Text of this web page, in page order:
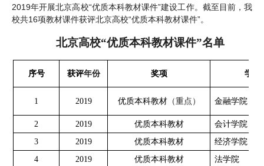
2019年开展北京高校“优质本科教材课件”建设工作。截至目前，我
校共16项教材课件获评北京高校“优质本科教材课件”。
北京高校“优质本科教材课件”名单
序号 获评年份 奖项 学院
1 2019 优质本科教材（重点） 金融学院
2 2019 优质本科教材
会计学院
3
2019 优质本科教材
经济学院
4
2019 优质本科教材 法学院